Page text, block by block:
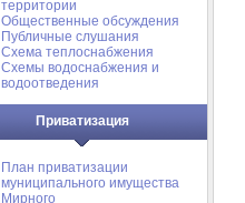
территории
Общественные обсуждения
Публичные слушания
Схема теплоснабжения
Схемы водоснабжения и
водоотведения
Приватизация
План приватизации
муниципального имущества
Мирного